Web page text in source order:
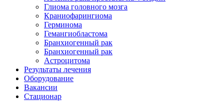
Глиома головного мозга
Краниофарингиома
Герминома
Гемангиобластома
Бранхиогенный рак
Бранхиогенный рак
Астроцитома
Результаты лечения
Оборудование
Вакансии
Стационар